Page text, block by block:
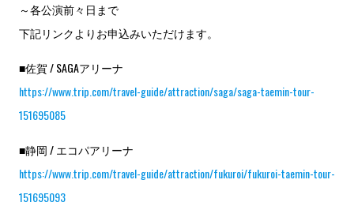
～各公演前々日まで
下記リンクよりお申込みいただけます。
■佐賀 / SAGAアリーナ
https://www.trip.com/travel-guide/attraction/saga/saga-taemin-tour-
151695085
■静岡 / エコパアリーナ
https://www.trip.com/travel-guide/attraction/fukuroi/fukuroi-taemin-tour-
151695093